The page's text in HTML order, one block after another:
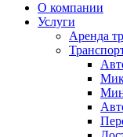
О компании
Услуги
Аренда